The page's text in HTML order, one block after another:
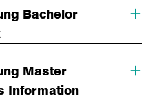
Bachelor
Master
Information